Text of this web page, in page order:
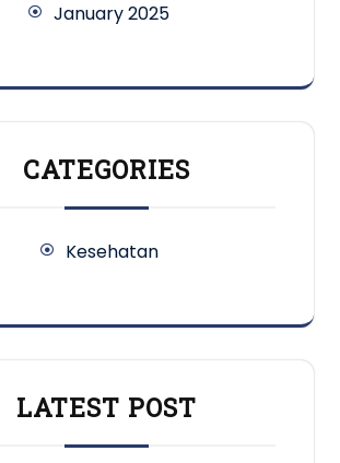
January 2025
CATEGORIES
Kesehatan
LATEST POST